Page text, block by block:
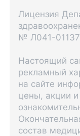
Лицензия
№ Л041-
Настоящий
рекламный
на сайте
цены, акции и
состав